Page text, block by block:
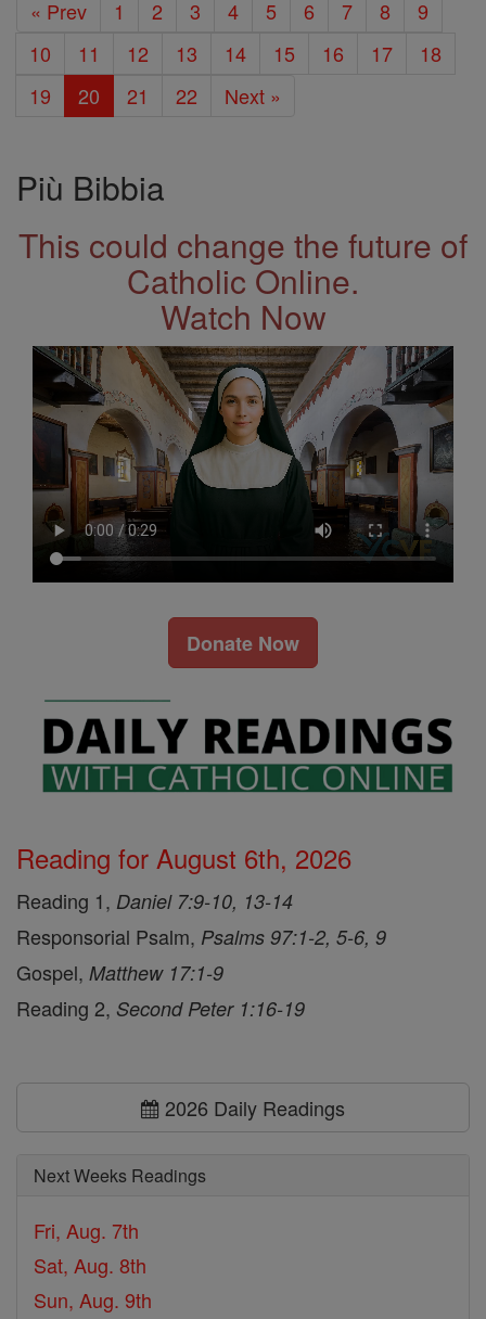
« Prev 1 2 3 4 5 6 7 8
9
10
11 12 13 14 15 16 17
18
19
20 21 22 Next »
Più Bibbia
This could change the future of
Catholic Online.
Watch Now
Donate Now
Reading for August 6th, 2026
Reading 1, Daniel 7:9-10, 13-14
Responsorial Psalm, Psalms 97:1-2, 5-6, 9
Gospel, Matthew 17:1-9
Reading 2, Second Peter 1:16-19
2026 Daily Readings
Next Weeks Readings
Fri, Aug. 7th
Sat, Aug. 8th
Sun, Aug. 9th